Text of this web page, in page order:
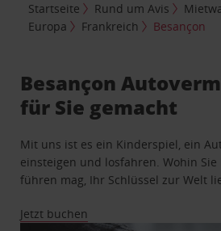
Startseite Rund um Avis
Europa
Frankreich Besançon
Besançon
für Sie gemacht
Mit uns ist es ein Kinderspiel, ein
einsteigen und losfahren. Wohin Sie
führen mag, Ihr Schlüssel zur Welt
Jetzt buchen